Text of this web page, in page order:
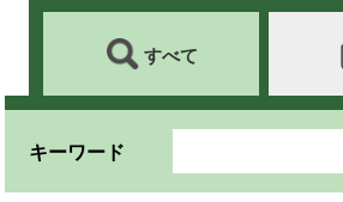
すべて
キーワード